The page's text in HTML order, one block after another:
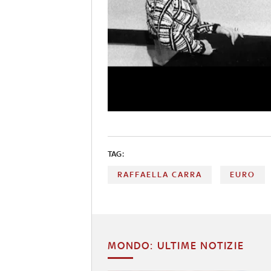
TAG:
RAFFAELLA CARRA EURO
MONDO: ULTIME NOTIZIE